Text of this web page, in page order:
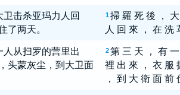
击杀亚玛力人回
了两天。
1 掃 羅 死 後 ，
人 回 來 ， 在 洗
人从扫罗的营里出
头蒙灰尘，到大卫面
2 第 三 天 ， 有
裡 出 來 ， 衣 服
， 到 大 衛 面 前